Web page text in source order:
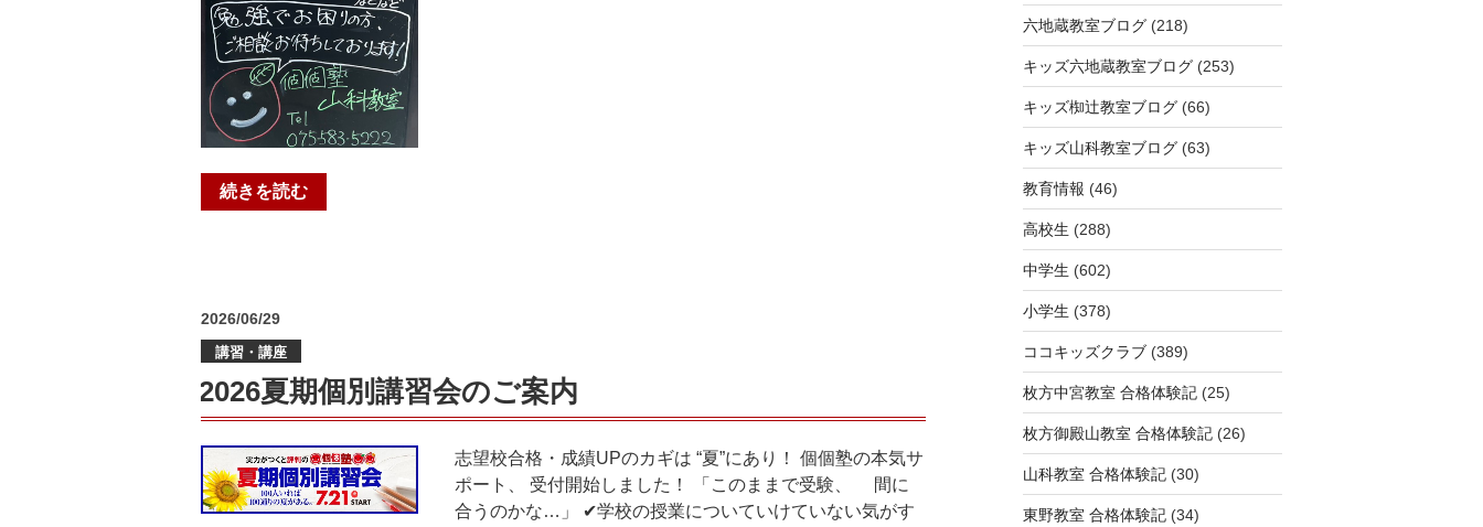
“夏
期
個
個
山
室”
の
続きを読む
投
日:
2026/06/29
講習・講座
2026夏期個別講習会のご案内
志望校合格・成績UPのカギは “夏”にあり！ 個個塾の本気サ
ポート、 受付開始しました！ 「このままで受験、 間に
合うのかな…」 ✔学校の授業についていけていない気がす
六地蔵教室ブログ(218)
キッズ六地蔵教室ブログ(253)
キッズ椥辻教室ブログ(66)
キッズ山科教室ブログ(63)
教育情報 (46)
高校生 (288)
中学生 (602)
小学生 (378)
ココキッズクラブ(389)
枚方中宮教室 合格体験記(25)
枚方御殿山教室 合格体験記(26)
山科教室 合格体験記(30)
東野教室 合格体験記(34)